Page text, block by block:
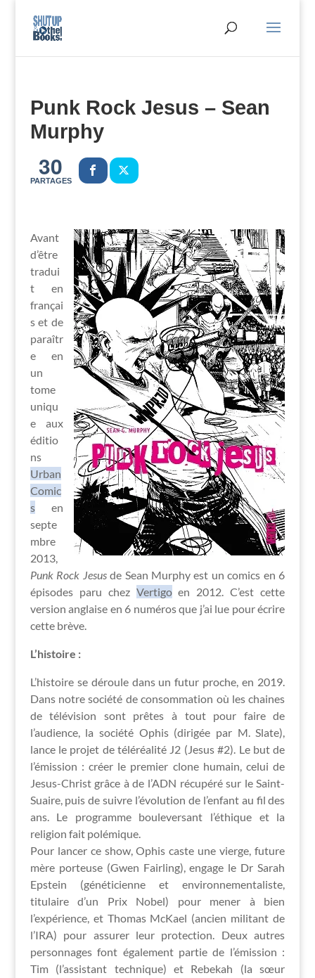
Punk Rock Jesus – Sean
Murphy
30
PARTAGES
Avant
d’être
tradui
t en
françai
s et de
paraîtr
e en
un
tome
uniqu
e aux
éditio
ns
Urban
Comic
sen
septe
mbre
2013,
Punk Rock Jesusde Sean Murphy est un comics en 6
épisodes paru chez Vertigoen 2012. C’est cette
version anglaise en 6 numéros que j’ai lue pour écrire
cette brève.
L’histoire :
L’histoire se déroule dans un futur proche, en 2019.
Dans notre société de consommation où les chaines
de télévision sont prêtes à tout pour faire de
l’audience, la société Ophis (dirigée par M. Slate),
lance le projet de téléréalité J2 (Jesus #2). Le but de
l’émission : créer le premier clone humain, celui de
Jesus-Christ grâce à de l’ADN récupéré sur le Saint-
Suaire, puis de suivre l’évolution de l’enfant au fil des
ans. Le programme bouleversant l’éthique et la
religion fait polémique.
Pour lancer ce show, Ophis caste une vierge, future
mère porteuse (Gwen Fairling), engage le Dr Sarah
Epstein (généticienne et environnementaliste,
titulaire d’un Prix Nobel) pour mener à bien
l’expérience, et Thomas McKael (ancien militant de
l’IRA) pour assurer leur protection. Deux autres
personnages font également partie de l’émission :
Tim (l’assistant technique) et Rebekah (la sœur